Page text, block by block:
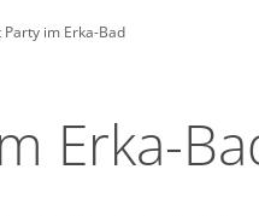
Party im Erka-Bad
Erka-